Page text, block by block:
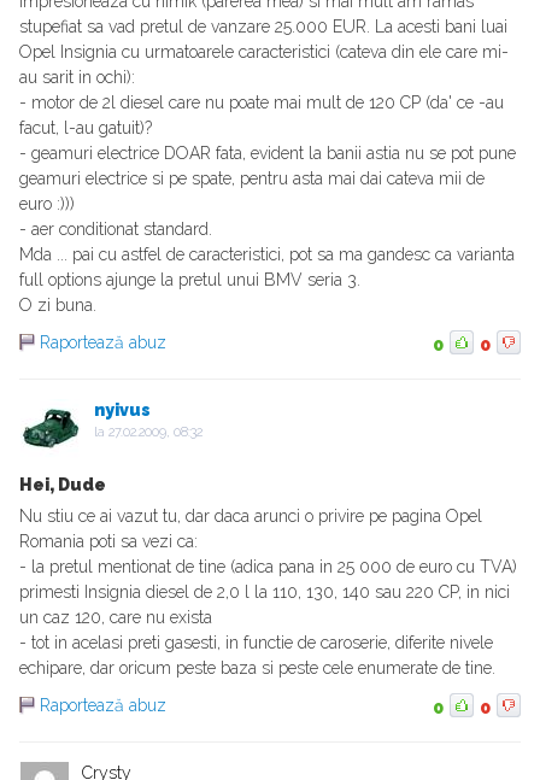
stupefiat sa vad pretul de vanzare 25.000 EUR. La acesti bani luai
Opel Insignia cu urmatoarele caracteristici (cateva din ele care mi-
au sarit in ochi):
- motor de 2l diesel care nu poate mai mult de 120 CP (da' ce -au
facut, l-au gatuit)?
- geamuri electrice DOAR fata, evident la banii astia nu se pot pune
geamuri electrice si pe spate, pentru asta mai dai cateva mii de
euro :)))
- aer conditionat standard.
Mda ... pai cu astfel de caracteristici, pot sa ma gandesc ca varianta
full options ajunge la pretul unui BMV seria 3.
O zi buna.
Raportează abuz
0 0
nyivus
la 27.02.2009, 08:32
Hei, Dude
Nu stiu ce ai vazut tu, dar daca arunci o privire pe pagina Opel
Romania poti sa vezi ca:
- la pretul mentionat de tine (adica pana in 25 000 de euro cu TVA)
primesti Insignia diesel de 2,0 l la 110, 130, 140 sau 220 CP, in nici
un caz 120, care nu exista
- tot in acelasi preti gasesti, in functie de caroserie, diferite nivele
echipare, dar oricum peste baza si peste cele enumerate de tine.
Raportează abuz
0 0
Crysty